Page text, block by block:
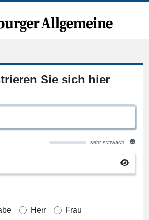
Sie sich hier
sehr schwach
Herr
Frau